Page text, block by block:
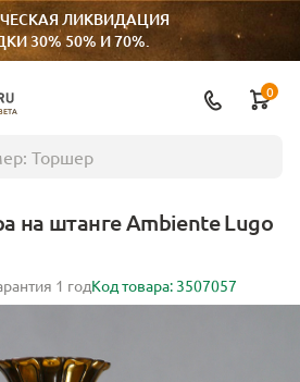
ЛИКВИДАЦИЯ
30% 50% И 70%.
0
на штанге Ambiente Lugo
1 годКод товара: 3507057